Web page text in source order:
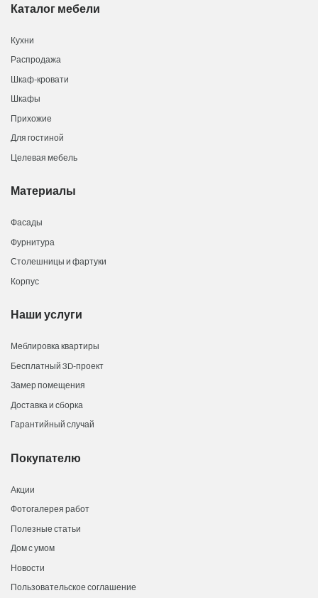
Каталог мебели
Кухни
Распродажа
Шкаф-кровати
Шкафы
Прихожие
Для гостиной
Целевая мебель
Материалы
Фасады
Фурнитура
Столешницы и фартуки
Корпус
Наши услуги
Меблировка квартиры
Бесплатный 3D-проект
Замер помещения
Доставка и сборка
Гарантийный случай
Покупателю
Акции
Фотогалерея работ
Полезные статьи
Дом с умом
Новости
Пользовательское соглашение